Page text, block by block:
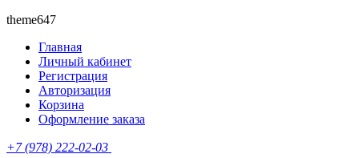
theme647
Главная
Личный кабинет
Регистрация
Авторизация
Корзина
Оформление заказа
+7 (978) 222-02-03